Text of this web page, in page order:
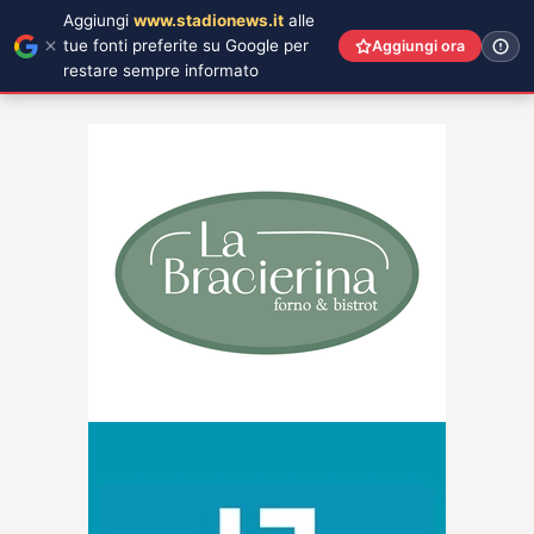
Aggiungi www.stadionews.it alle
tue fonti preferite su Google per
restare sempre informato
Aggiungi ora